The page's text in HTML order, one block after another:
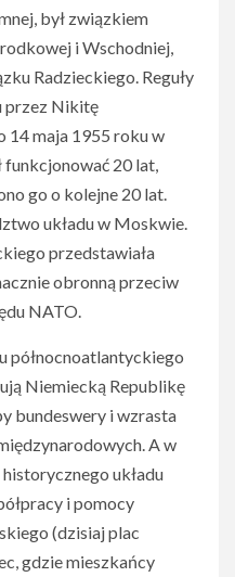
był związkiem
i Wschodniej,
Radzieckiego. Reguły
przez Nikitę
14 maja 1955 roku w
funkcjonować 20 lat,
go o kolejne 20 lat.
układu w Moskwie.
przedstawiała
obronną przeciw
NATO.
północnoatlantyckiego
Niemiecką Republikę
bundeswery i wzrasta
A w
układu
i pomocy
(dzisiaj plac
gdzie mieszkańcy